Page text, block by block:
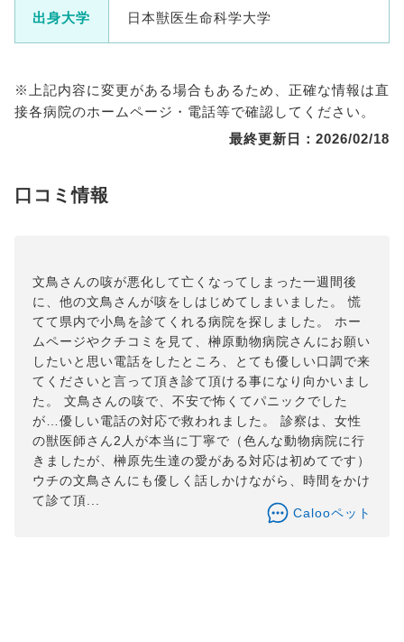
出身大学 日本獣医生命科学大学
※上記内容に変更がある場合もあるため、正確な情報は直
接各病院のホームページ・電話等で確認してください。
最終更新日：2026/02/18
口コミ情報
文鳥さんの咳が悪化して亡くなってしまった一週間後
に、他の文鳥さんが咳をしはじめてしまいました。 慌
てて県内で小鳥を診てくれる病院を探しました。 ホー
ムページやクチコミを見て、榊原動物病院さんにお願い
したいと思い電話をしたところ、とても優しい口調で来
てくださいと言って頂き診て頂ける事になり向かいまし
た。 文鳥さんの咳で、不安で怖くてパニックでした
が…優しい電話の対応で救われました。 診察は、女性
の獣医師さん2人が本当に丁寧で（色んな動物病院に行
きましたが、榊原先生達の愛がある対応は初めてです）
ウチの文鳥さんにも優しく話しかけながら、時間をかけ
て診て頂...
Calooペット